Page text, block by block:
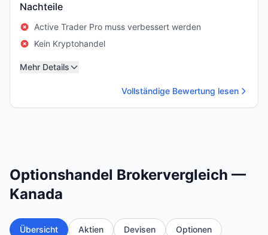
Nachteile
Active Trader Pro muss verbessert werden
Kein Kryptohandel
Mehr Details
Vollständige Bewertung lesen
Optionshandel Brokervergleich —
Kanada
Übersicht Aktien Devisen Optionen